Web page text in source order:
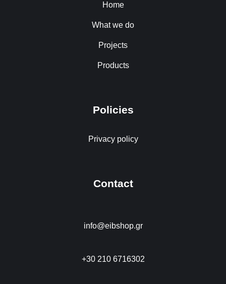
Home
What we do
Projects
Products
Policies
Privacy policy
Contact
info@eibshop.gr
+30 210 6716302